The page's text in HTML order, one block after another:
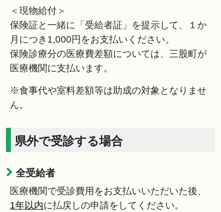
＜現物給付＞
保険証と一緒に「受給者証」を提示して、１か
月につき1,000円をお支払いください。
保険診療分の医療費差額については、三股町が
医療機関に支払います。
※食事代や室料差額等は助成の対象となりませ
ん。
県外で受診する場合
全受給者
医療機関で受診費用をお支払いいただいた後、
1年以内に払戻しの申請をしてください。